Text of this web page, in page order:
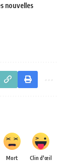
nouvelles
Mort Clin d'œil